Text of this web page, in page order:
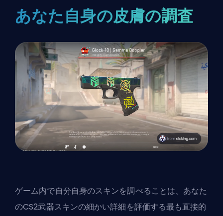
あなた自身の皮膚の調査
ゲーム内で自分自身のスキンを調べることは、あなた
のCS2武器スキンの細かい詳細を評価する最も直接的